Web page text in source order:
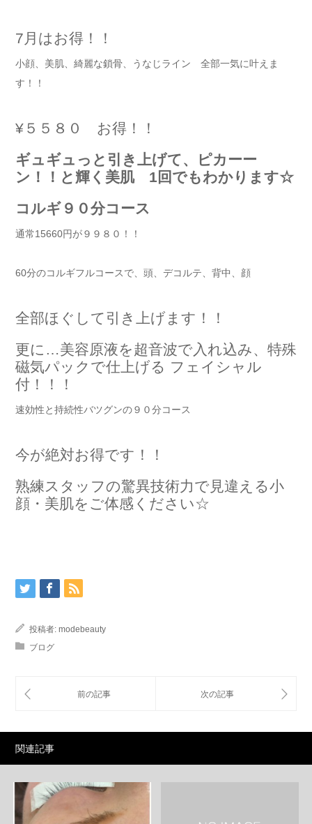
7月はお得！！
小顔、美肌、綺麗な鎖骨、うなじライン 全部一気に叶えま
す！！
¥５５８０ お得！！
ギュギュっと引き上げて、ピカーー
ン！！と輝く美肌 1回でもわかります☆
コルギ９０分コース
通常15660円が９９８０！！
60分のコルギフルコースで、頭、デコルテ、背中、顔
全部ほぐして引き上げます！！
更に…美容原液を超音波で入れ込み、特殊
磁気パックで仕上げる フェイシャル
付！！！
速効性と持続性バツグンの９０分コース
今が絶対お得です！！
熟練スタッフの驚異技術力で見違える小
顔・美肌をご体感ください☆
投稿者: modebeauty
ブログ
関連記事